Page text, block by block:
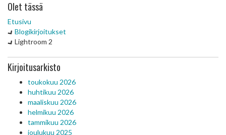
Olet tässä
Etusivu
Blogikirjoitukset
Lightroom 2
Kirjoitusarkisto
toukokuu 2026
huhtikuu 2026
maaliskuu 2026
helmikuu 2026
tammikuu 2026
joulukuu 2025